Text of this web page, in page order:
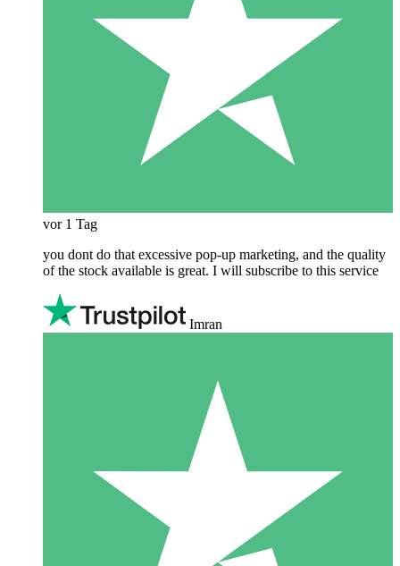
vor 1 Tag
you dont do that excessive pop-up marketing, and the quality
of the stock available is great. I will subscribe to this service
Imran